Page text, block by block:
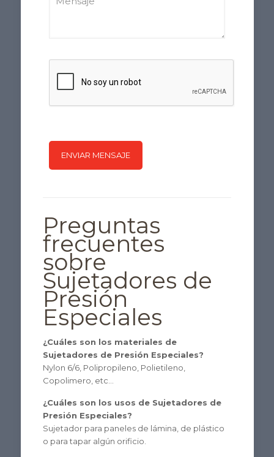
Preguntas
frecuentes
sobre
Sujetadores de
Presión
Especiales
¿Cuáles son los materiales de
Sujetadores de Presión Especiales?
Nylon 6/6, Polipropileno, Polietileno,
Copolimero, etc…
¿Cuáles son los usos de Sujetadores de
Presión Especiales?
Sujetador para paneles de lámina, de plástico
o para tapar algún orificio.